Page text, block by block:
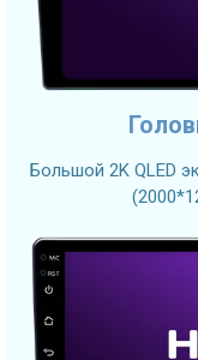
Большой 2K QLED